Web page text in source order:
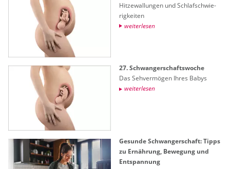
Hit­ze­wal­lun­gen und Schlaf­schwie­
rig­kei­ten
wei­ter­le­sen
27. Schwan­ger­schafts­wo­che
Das Seh­ver­mö­gen Ihres Babys
wei­ter­le­sen
Ge­sun­de Schwan­ger­schaft: Tipps
zu Er­näh­rung, Be­we­gung und
Ent­span­nung